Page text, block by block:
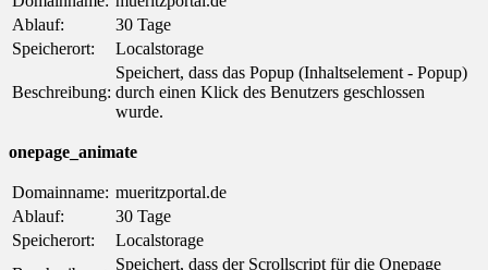
Ablauf:
30 Tage
Speicherort:
Localstorage
Beschreibung:
Speichert, dass das Popup (Inhaltselement - Popup)
durch einen Klick des Benutzers geschlossen
wurde.
onepage_animate
Domainname: mueritzportal.de
Ablauf:
30 Tage
Speicherort:
Localstorage
Speichert, dass der Scrollscript für die Onepage